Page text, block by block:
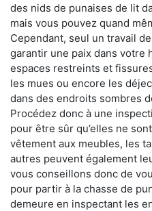
des nids de punaises de lit
mais vous pouvez quand
Cependant, seul un travail
garantir une paix dans votre
espaces restreints et
les mues ou encore les
dans des endroits sombres
Procédez donc à une
pour être sûr qu’elles ne
vêtement aux meubles, les
autres peuvent également
vous conseillons donc de
pour partir à la chasse de
demeure en inspectant les